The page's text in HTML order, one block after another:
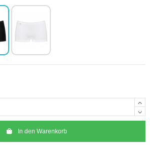
In den Warenkorb